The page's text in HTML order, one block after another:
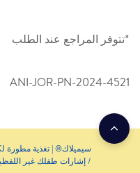
*تتوفر المراجع عند الطلب
ANI-JOR-PN-2024-4521
سيميلاك® | تغذية
إشارات طفلك غير